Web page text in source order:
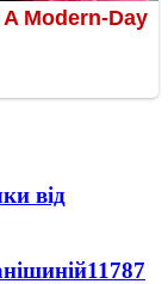
від
11787